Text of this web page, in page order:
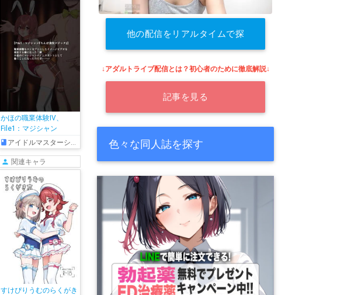
かほの職業体験IV、
File1：マジシャン
アイドルマスターシャイニーカラーズ
関連キャラ
すけぴりうむのらくがき
他の配信をリアルタイムで探
す
↓アダルトライブ配信とは？初心者のために徹底解説↓
記事を見る
色々な同人誌を探す